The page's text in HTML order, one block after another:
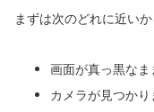
まずは次のどれに近い
画面が真っ黒なま
カメラが見つか